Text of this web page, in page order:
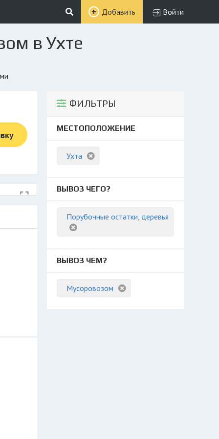
Добавить Войти
в Ухте
ФИЛЬТРЫ
МЕСТОПОЛОЖЕНИЕ
Ухта
ВЫВОЗ ЧЕГО?
Порубочные остатки, деревья
ВЫВОЗ ЧЕМ?
Мусоровозом